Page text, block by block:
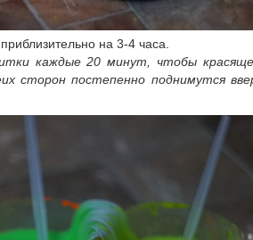
на 3-4 часа.
каждые 20 минут, чтобы
сторон постепенно поднимутся